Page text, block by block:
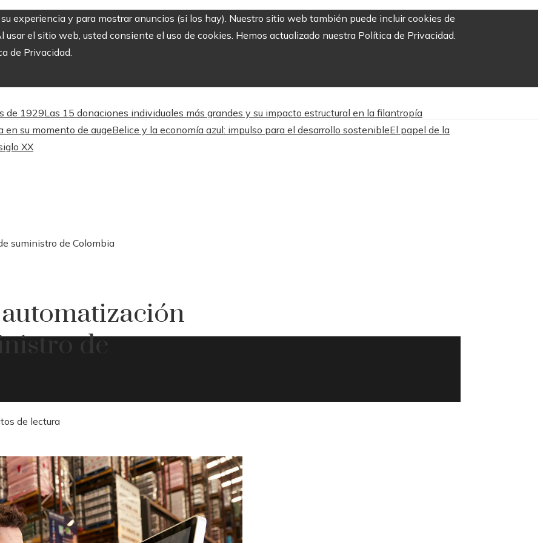
experiencia y para mostrar anuncios (si los hay). Nuestro sitio web también puede incluir cookies de
el sitio web, usted consiente el uso de cookies. Hemos actualizado nuestra Política de Privacidad.
de Privacidad.
de 1929Las 15 donaciones individuales más grandes y su impacto estructural en la filantropía
su momento de augeBelice y la economía azul: impulso para el desarrollo sostenibleEl papel de la
XX
suministro de Colombia
de
de lectura